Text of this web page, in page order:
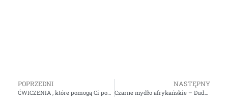
POPRZEDNI NASTĘPNY